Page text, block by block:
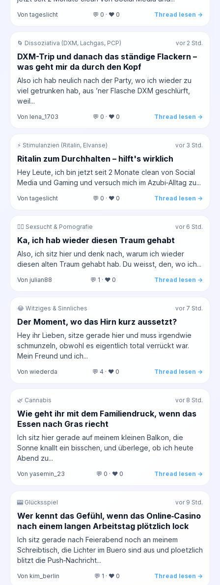
Von tageslicht 💬 0 · ❤️ 0 Thread lesen →
🌀 Dissoziativa (DXM, Lachgas, PCP) vor 2 Std.
DXM-Trip und danach das ständige Flackern –
was geht mir da durch den Kopf
Also ich hab neulich nach der Party, wo ich wieder zu
viel getrunken hab, aus ’ner Flasche DXM geschlürft,
weil...
Von lena_1703 💬 0 · ❤️ 0 Thread lesen →
⚡ Stimulanzien (Ritalin, Elvanse) vor 3 Std.
Ritalin zum Durchhalten – hilft's wirklich
Hey Leute, ich bin jetzt seit 2 Monate clean von Social
Media und Gaming und versuch mich im Azubi‑Alltag zu...
Von tageslicht 💬 0 · ❤️ 0 Thread lesen →
❤️‍🔥 Sexsucht & Pornografie vor 6 Std.
Ka, ich hab wieder diesen Traum gehabt
Also, ich sitz hier und denk nach, warum ich wieder
diesen alten Traum gehabt hab. Du weisst, den, wo ich...
Von julian88 💬 1 · ❤️ 0 Thread lesen →
😂 Witziges & Sinnliches vor 7 Std.
Der Moment, wo das Hirn kurz aussetzt?
Hey ihr Lieben, sitze gerade hier und muss irgendwie
schmunzeln, obwohl es eigentlich total verrückt war.
Mein Freund und ich...
Von wiederda 💬 4 · ❤️ 0 Thread lesen →
🌿 Cannabis vor 8 Std.
Wie geht ihr mit dem Familiendruck, wenn das
Essen nach Gras riecht
Ich sitz hier gerade auf meinem kleinen Balkon, die
Sonne knallt ein bisschen, und überlege, ob ich heute
Abend zu...
Von yasemin_23 💬 0 · ❤️ 0 Thread lesen →
🎰 Glücksspiel vor 9 Std.
Wer kennt das Gefühl, wenn das Online‑Casino
nach einem langen Arbeitstag plötzlich lock
Ich sitz gerade nach Feierabend noch an meinem
Schreibtisch, die Lichter im Buero sind aus und ploetzlich
blitzt die Push‑Nachricht...
Von kim_berlin 💬 1 · ❤️ 0 Thread lesen →